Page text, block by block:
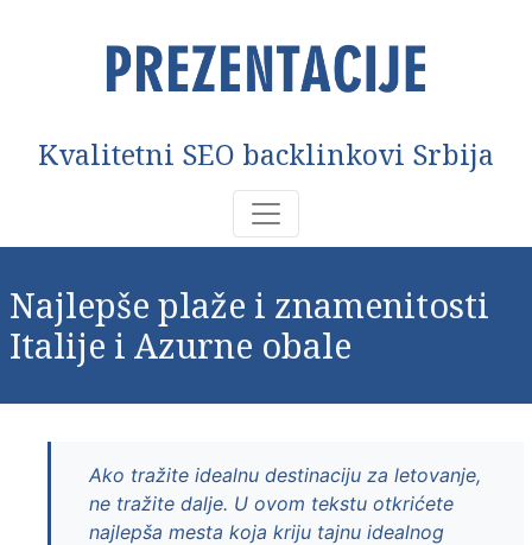
Kvalitetni SEO backlinkovi Srbija
Najlepše plaže i znamenitosti
Italije i Azurne obale
Ako tražite idealnu destinaciju za letovanje,
ne tražite dalje. U ovom tekstu otkrićete
najlepša mesta koja kriju tajnu idealnog